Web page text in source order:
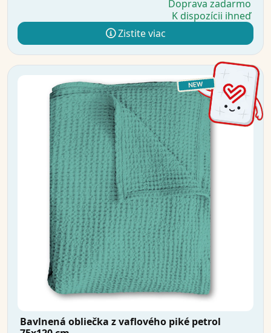
Doprava zadarmo
K dispozícii ihneď
Zistite viac
Bavlnená obliečka z vaflového piké petrol